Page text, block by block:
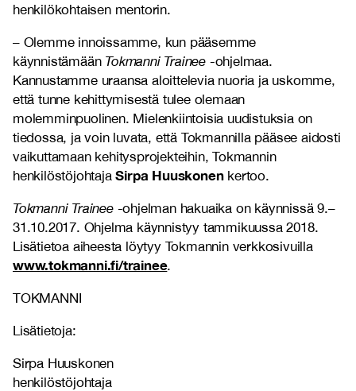
henkilökohtaisen mentorin.
– Olemme innoissamme, kun pääsemme
käynnistämään Tokmanni Trainee -ohjelmaa.
Kannustamme uraansa aloittelevia nuoria ja uskomme,
että tunne kehittymisestä tulee olemaan
molemminpuolinen. Mielenkiintoisia uudistuksia on
tiedossa, ja voin luvata, että Tokmannilla pääsee aidosti
vaikuttamaan kehitysprojekteihin, Tokmannin
henkilöstöjohtajaSirpa Huuskonen kertoo.
Tokmanni Trainee-ohjelman hakuaika on käynnissä 9.–
31.10.2017. Ohjelma käynnistyy tammikuussa 2018.
Lisätietoa aiheesta löytyy Tokmannin verkkosivuilla
www.tokmanni.fi/trainee.
TOKMANNI
Lisätietoja:
Sirpa Huuskonen
henkilöstöjohtaja